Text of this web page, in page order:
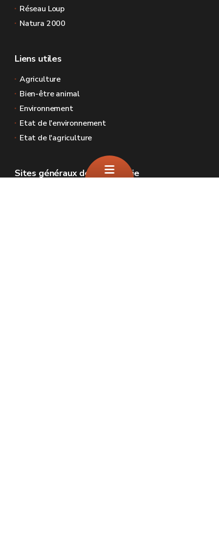
Réseau Loup
Natura 2000
Liens utiles
Agriculture
Bien-être animal
Environnement
Etat de l'environnement
Etat de l'agriculture
Sites généraux de la Wallonie